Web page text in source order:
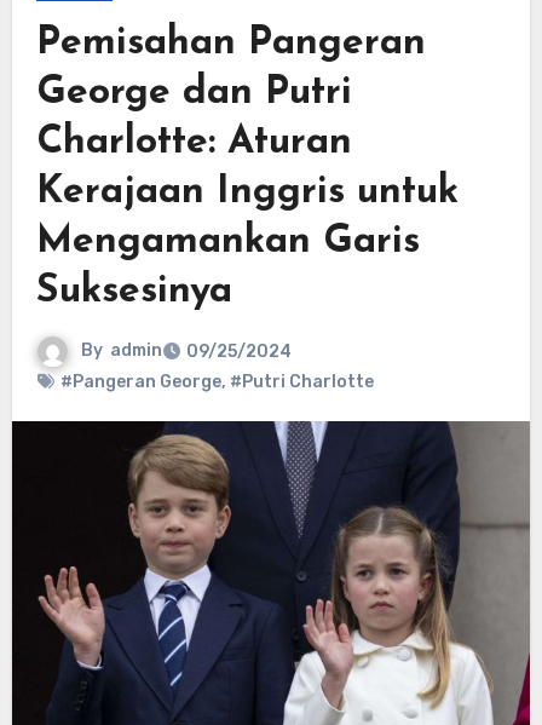
Pemisahan Pangeran
George dan Putri
Charlotte: Aturan
Kerajaan Inggris untuk
Mengamankan Garis
Suksesinya
By admin
09/25/2024
#Pangeran George, #Putri Charlotte